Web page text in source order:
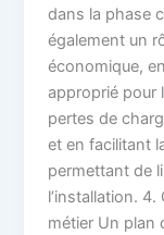
dans la phase
également un
économique,
approprié pour
pertes de
et en facilitant
permettant de
l’installation.
métier Un plan